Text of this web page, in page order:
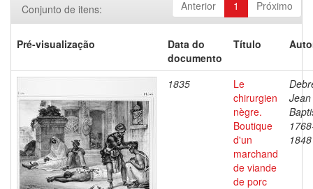
Anterior 1 Próximo
Conjunto de itens:
Pré-visualização
Data do
documento
Título
1835
Le
chirurgien
nègre.
Boutique
d'un
marchand
de viande
de porc
Jean
1848